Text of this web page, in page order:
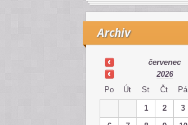
Archiv
červenec
2026
Po
Út St Čt Pá
1 2 3